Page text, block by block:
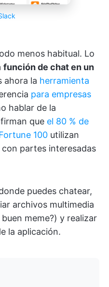
menos habitual. Lo
función de chat en un
ahora la herramienta
para empresas
hablar de la
que el 80 % de
100 utilizan
partes interesadas
puedes chatear,
archivos multimedia
meme?) y realizar
la aplicación.